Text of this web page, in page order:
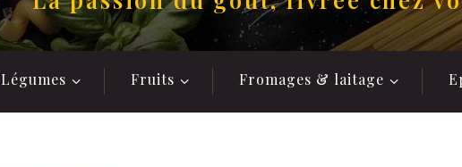
Légumes Fruits Fromages & laitage